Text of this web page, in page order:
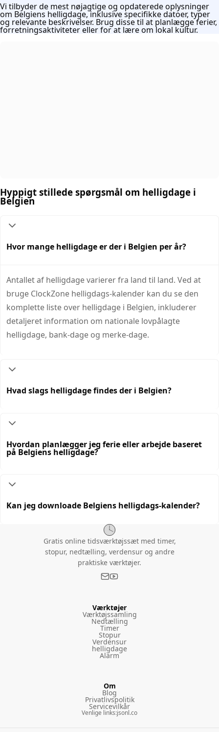
Vi tilbyder de mest nøjagtige og opdaterede oplysninger
om Belgiens helligdage, inklusive specifikke datoer, typer
og relevante beskrivelser. Brug disse til at planlægge ferier,
forretningsaktiviteter eller for at lære om lokal kultur.
Hyppigt stillede spørgsmål om helligdage i
Belgien
Hvor mange helligdage er der i Belgien per år?
Antallet af helligdage varierer fra land til land. Ved at
bruge ClockZone helligdags-kalender kan du se den
komplette liste over helligdage i Belgien, inkluderer
detaljeret information om nationale lovpålagte
helligdage, bank-dage og merke-dage.
Hvad slags helligdage findes der i Belgien?
Hvordan planlægger jeg ferie eller arbejde baseret
på Belgiens helligdage?
Kan jeg downloade Belgiens helligdags-kalender?
Gratis online tidsværktøjssæt med timer,
stopur, nedtælling, verdensur og andre
praktiske værktøjer.
Værktøjer
Værktøjssamling
Nedtælling
Timer
Stopur
Verdensur
helligdage
Alarm
Om
Blog
Privatlivspolitik
Servicevilkår
Venlige links:jsonl.co